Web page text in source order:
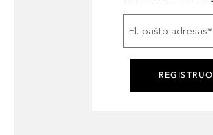
El. pašto adresas*